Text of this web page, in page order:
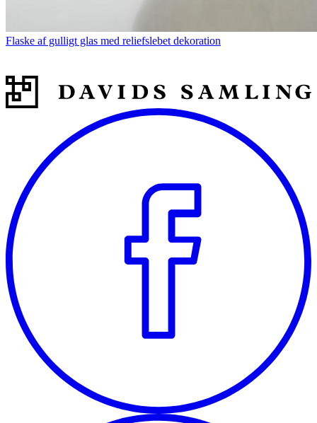
Flaske af gulligt glas med reliefslebet dekoration